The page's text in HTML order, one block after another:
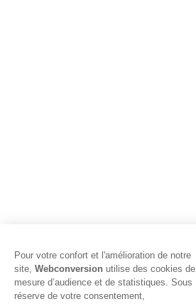
Pour votre confort et l'amélioration de notre
site, Webconversion utilise des cookies de
mesure d’audience et de statistiques. Sous
réserve de votre consentement,